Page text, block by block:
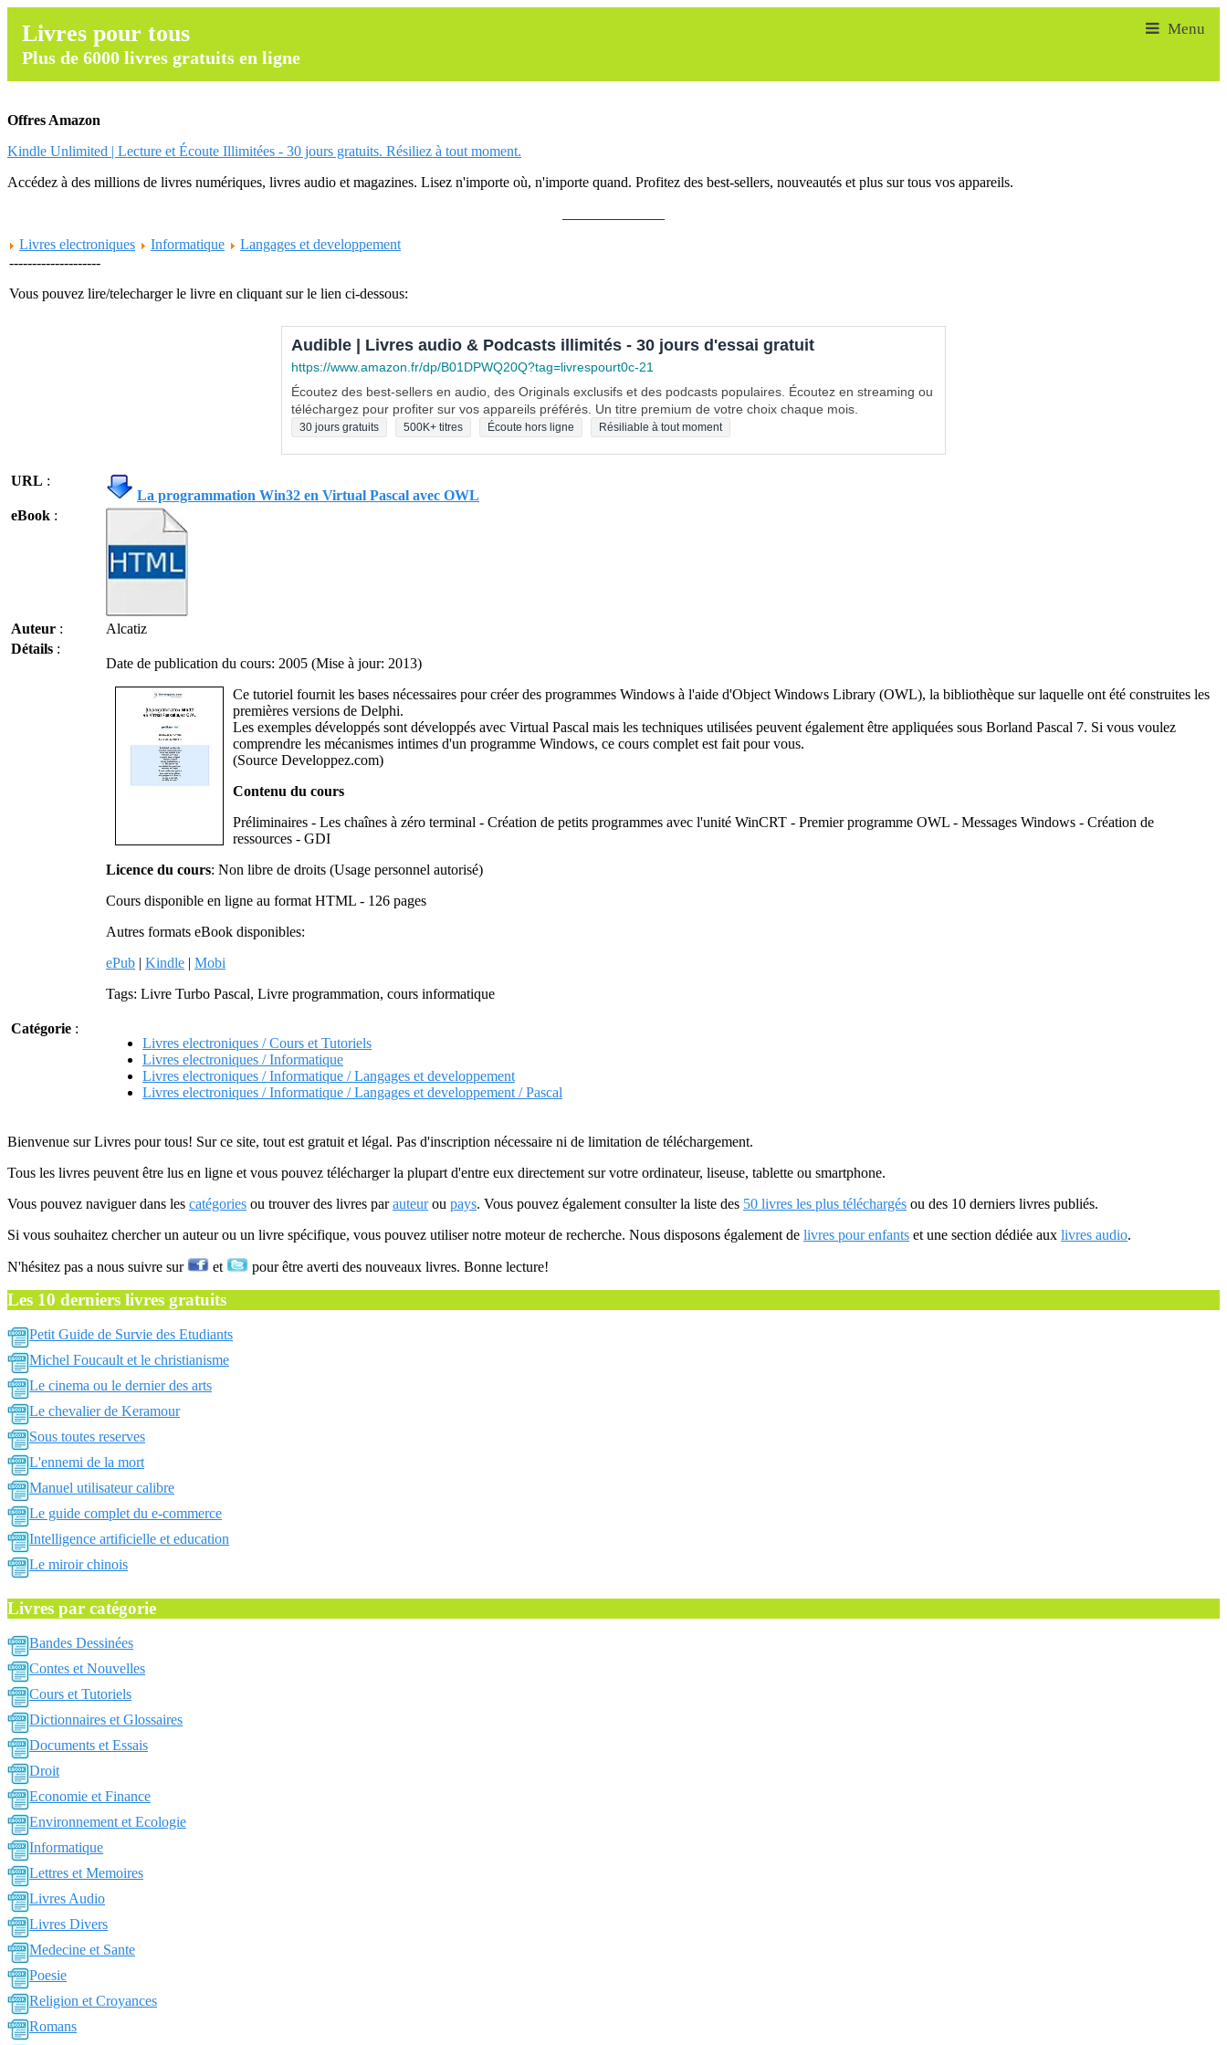
Livres pour tous
Plus de 6000 livres gratuits en ligne
Offres Amazon
Kindle Unlimited | Lecture et Écoute Illimitées - 30 jours gratuits. Résiliez à tout moment.
Accédez à des millions de livres numériques, livres audio et magazines. Lisez n'importe où, n'importe quand. Profitez des best-sellers, nouveautés et plus sur tous vos appareils.
Livres electroniques
Informatique
Langages et developpement
--------------------
Vous pouvez lire/telecharger le livre en cliquant sur le lien ci-dessous:
Audible | Livres audio & Podcasts illimités - 30 jours d'essai gratuit
https://www.amazon.fr/dp/B01DPWQ20Q?tag=livrespourt0c-21
Écoutez des best-sellers en audio, des Originals exclusifs et des podcasts populaires. Écoutez en streaming ou
téléchargez pour profiter sur vos appareils préférés. Un titre premium de votre choix chaque mois.
30 jours gratuits 500K+ titres Écoute hors ligne Résiliable à tout moment
URL :
La programmation Win32 en Virtual Pascal avec OWL
eBook :
Auteur :
Alcatiz
Détails :
Date de publication du cours: 2005 (Mise à jour: 2013)
Ce tutoriel fournit les bases nécessaires pour créer des programmes Windows à l'aide d'Object Windows Library (OWL), la bibliothèque sur laquelle ont été construites les
premières versions de Delphi.
Les exemples développés sont développés avec Virtual Pascal mais les techniques utilisées peuvent également être appliquées sous Borland Pascal 7. Si vous voulez
comprendre les mécanismes intimes d'un programme Windows, ce cours complet est fait pour vous.
(Source Developpez.com)
Contenu du cours
Préliminaires - Les chaînes à zéro terminal - Création de petits programmes avec l'unité WinCRT - Premier programme OWL - Messages Windows - Création de
ressources - GDI
Licence du cours: Non libre de droits (Usage personnel autorisé)
Cours disponible en ligne au format HTML - 126 pages
Autres formats eBook disponibles:
ePub | Kindle | Mobi
Tags: Livre Turbo Pascal, Livre programmation, cours informatique
Catégorie :
Livres electroniques / Cours et Tutoriels
Livres electroniques / Informatique
Livres electroniques / Informatique / Langages et developpement
Livres electroniques / Informatique / Langages et developpement / Pascal
Bienvenue sur Livres pour tous! Sur ce site, tout est gratuit et légal. Pas d'inscription nécessaire ni de limitation de téléchargement.
Tous les livres peuvent être lus en ligne et vous pouvez télécharger la plupart d'entre eux directement sur votre ordinateur, liseuse, tablette ou smartphone.
Vous pouvez naviguer dans les catégories ou trouver des livres parauteurou pays. Vous pouvez également consulter la liste des 50 livres les plus téléchargés ou des 10 derniers livres publiés.
Si vous souhaitez chercher un auteur ou un livre spécifique, vous pouvez utiliser notre moteur de recherche. Nous disposons également de livres pour enfants et une section dédiée aux livres audio.
N'hésitez pas a nous suivre sur et pour être averti des nouveaux livres. Bonne lecture!
Les 10 derniers livres gratuits
Petit Guide de Survie des Etudiants
Michel Foucault et le christianisme
Le cinema ou le dernier des arts
Le chevalier de Keramour
Sous toutes reserves
L'ennemi de la mort
Manuel utilisateur calibre
Le guide complet du e-commerce
Intelligence artificielle et education
Le miroir chinois
Livres par catégorie
Bandes Dessinées
Contes et Nouvelles
Cours et Tutoriels
Dictionnaires et Glossaires
Documents et Essais
Droit
Economie et Finance
Environnement et Ecologie
Informatique
Lettres et Memoires
Livres Audio
Livres Divers
Medecine et Sante
Poesie
Religion et Croyances
Romans